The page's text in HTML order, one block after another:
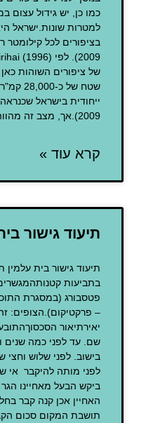
כמו כן, יש גידול עצום
למטרות שונות.ישראל
של ציפורים השוהות
שטח של
ייחודית בישראל
2009).אך, מצב זה מהווה במקרים רבים גם מכשול-
קרא עוד »
תיעוד גישור
תיעוד גישור בית
בתביעות
פטסבורג (במסגרת
– פרקטיקום).הצופים:
יאירתיאור
שם. עד לפני כמה שנים
בישוב. לפני שלוש
לפני מותה להיקבר אי
ביקש הבעל מאחיינו
האחיין אכן קנה קבר